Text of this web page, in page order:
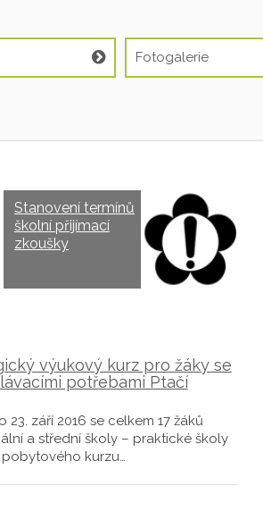
Fotogalerie
Stanovení termínů
školní přijímací
zkoušky
výukový kurz pro žáky se
potřebami Ptačí
23. září 2016 se celkem 17 žáků
a střední školy – praktické školy
kurzu…